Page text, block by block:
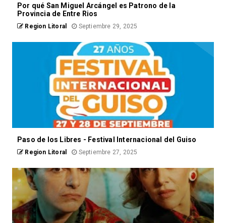
Por qué San Miguel Arcángel es Patrono de la
Provincia de Entre Rios
Region Litoral Septiembre 29, 2025
Paso de los Libres - Festival Internacional del Guiso
Region Litoral Septiembre 27, 2025